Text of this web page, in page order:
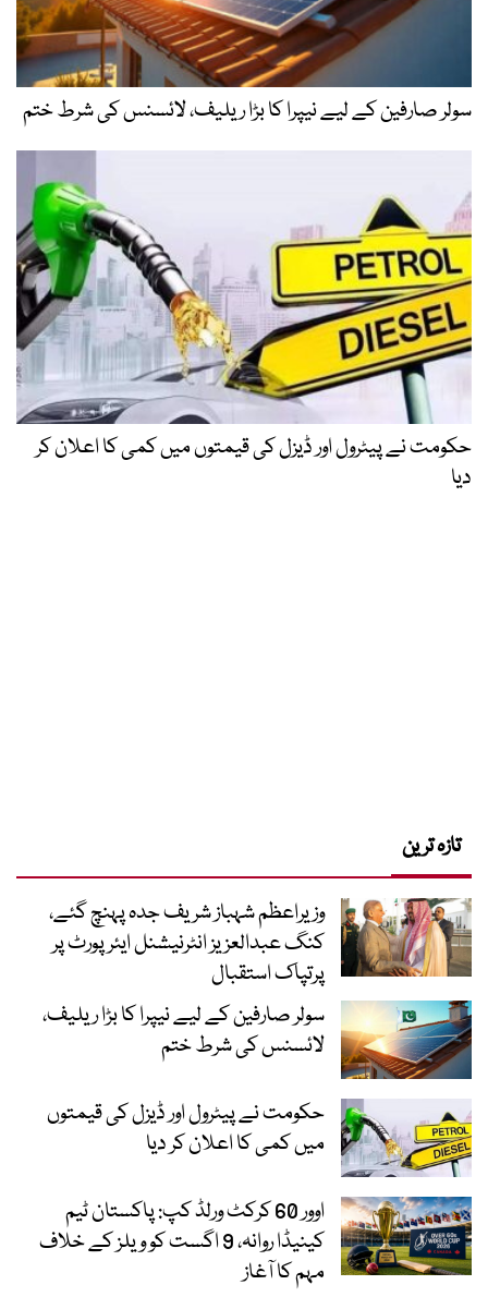
سولر صارفین کے لیے نیپرا کا بڑا ریلیف، لائسنس کی شرط ختم
حکومت نے پیٹرول اور ڈیزل کی قیمتوں میں کمی کا اعلان کر
دیا
تازہ ترین
وزیراعظم شہباز شریف جدہ پہنچ گئے،
کنگ عبدالعزیز انٹرنیشنل ایئر پورٹ پر
پرتپاک استقبال
سولر صارفین کے لیے نیپرا کا بڑا ریلیف،
لائسنس کی شرط ختم
حکومت نے پیٹرول اور ڈیزل کی قیمتوں
میں کمی کا اعلان کر دیا
اوور 60 کرکٹ ورلڈ کپ: پاکستان ٹیم
کینیڈا روانہ، 9 اگست کو ویلز کے خلاف
مہم کا آغاز